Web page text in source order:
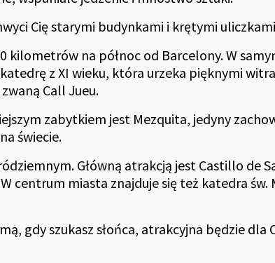
Cię starymi budynkami i krętymi
kilometrów na północ od Barcelony. W
z XI wieku, która urzeka pięknymi
Call Jueu.
zabytkiem jest Mezquita, jedyny
świecie.
Główną atrakcją jest Castillo de
miasta znajduje się też katedra św.
gdy szukasz słońca, atrakcyjna będzie dla